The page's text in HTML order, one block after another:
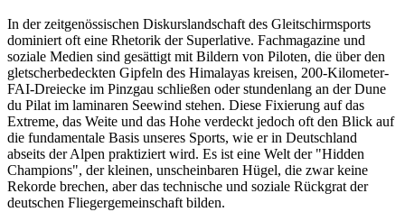
In der zeitgenössischen Diskurslandschaft des Gleitschirmsports
dominiert oft eine Rhetorik der Superlative. Fachmagazine und
soziale Medien sind gesättigt mit Bildern von Piloten, die über den
gletscherbedeckten Gipfeln des Himalayas kreisen, 200-Kilometer-
FAI-Dreiecke im Pinzgau schließen oder stundenlang an der Dune
du Pilat im laminaren Seewind stehen. Diese Fixierung auf das
Extreme, das Weite und das Hohe verdeckt jedoch oft den Blick auf
die fundamentale Basis unseres Sports, wie er in Deutschland
abseits der Alpen praktiziert wird. Es ist eine Welt der "Hidden
Champions", der kleinen, unscheinbaren Hügel, die zwar keine
Rekorde brechen, aber das technische und soziale Rückgrat der
deutschen Fliegergemeinschaft bilden.